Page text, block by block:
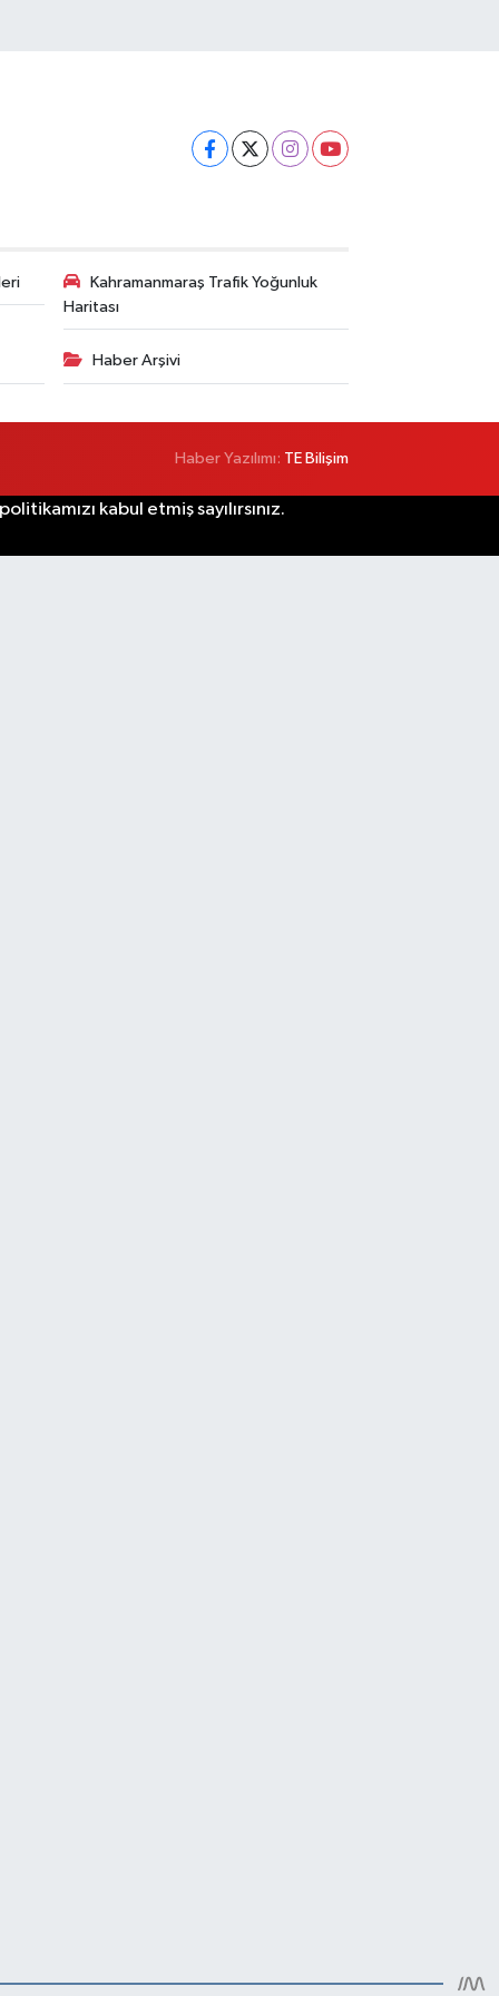
Kahramanmaraş Trafik Yoğunluk
Haritası
Haber Arşivi
Haber Yazılımı: TE Bilişim
kabul etmiş sayılırsınız.